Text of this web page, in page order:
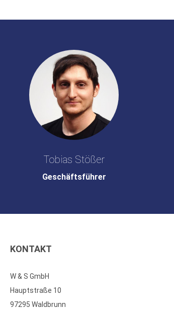
Tobias Stößer
Geschäftsführer
KONTAKT
W & S GmbH
Hauptstraße 10
97295 Waldbrunn